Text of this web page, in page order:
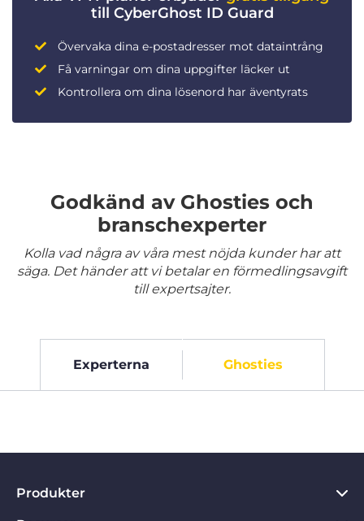
till CyberGhost ID Guard
Övervaka dina e-postadresser mot dataintrång
Få varningar om dina uppgifter läcker ut
Kontrollera om dina lösenord har äventyrats
Godkänd av Ghosties och
branschexperter
Kolla vad några av våra mest nöjda kunder har att
säga. Det händer att vi betalar en förmedlingsavgift
till expertsajter.
Experterna Ghosties
Produkter